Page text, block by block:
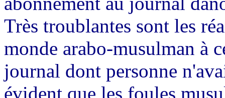
Très troublantes sont les
monde arabo-musulman à
journal dont personne
évident que les foules